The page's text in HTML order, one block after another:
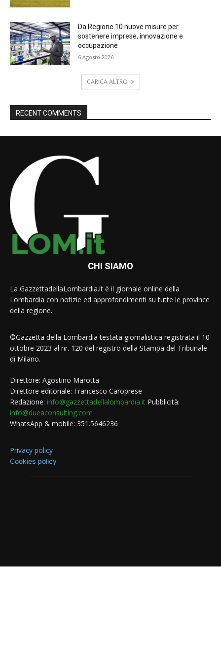
Da Regione 10 nuove misure per
sostenere imprese, innovazione e
occupazione
6 Agosto 2026
CARICA ALTRO
RECENT COMMENTS
CHI SIAMO
La GazzettadellaLombardia.it è il giornale online della
Lombardia con notizie ed approfondimenti su tutte le province
della regione.
©Gazzetta della Lombardia testata giornalistica registrata il 10
ottobre 2023 al nr. 120 del registro della Stampa del Tribunale
di Milano.
Direttore: Agostino Marotta
Direttore editoriale: Francesco Caroprese
Redazione: info@gazzettadellalombardia.it Pubblicità:
info@dueaconsulting.com
WhatsApp & mobile: 351.5646236
Privacy policy
Cookies policy